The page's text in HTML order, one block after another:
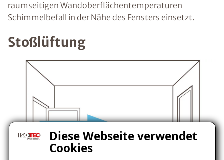
Diese Webseite verwendet
Cookies
raumseitigen Wandoberflächentemperaturen
Schimmelbefall in der Nähe des Fensters einsetzt.
Stoßlüftung